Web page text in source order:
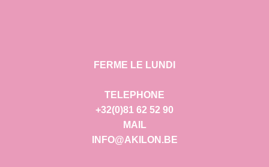
FERME LE LUNDI
TELEPHONE
+32(0)81 62 52 90
MAIL
INFO@AKILON.BE